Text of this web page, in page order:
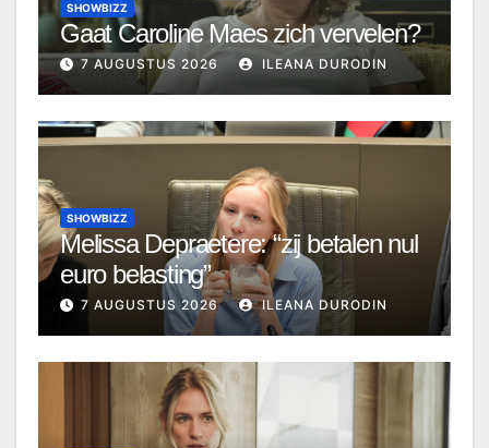
SHOWBIZZ
Gaat Caroline Maes zich vervelen?
7 AUGUSTUS 2026 ILEANA DURODIN
SHOWBIZZ
Melissa Depraetere: “zij betalen nul
euro belasting”
7 AUGUSTUS 2026 ILEANA DURODIN